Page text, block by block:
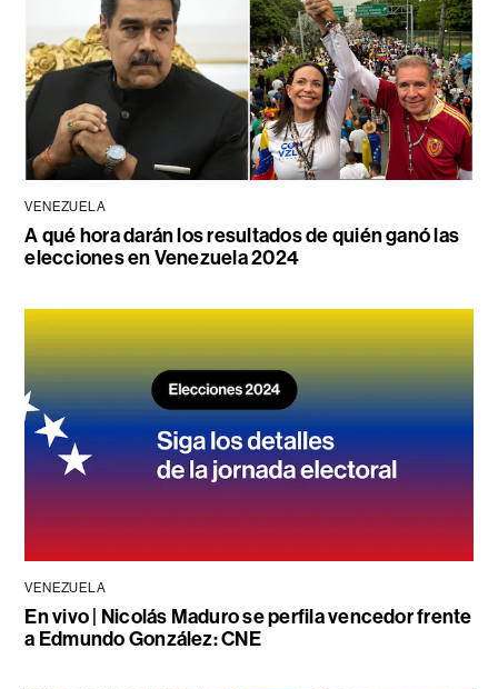
VENEZUELA
A qué hora darán los resultados de quién ganó las
elecciones en Venezuela 2024
VENEZUELA
En vivo | Nicolás Maduro se perfila vencedor frente
a Edmundo González: CNE